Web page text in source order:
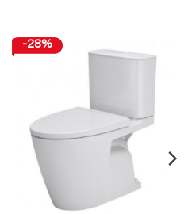
-28%